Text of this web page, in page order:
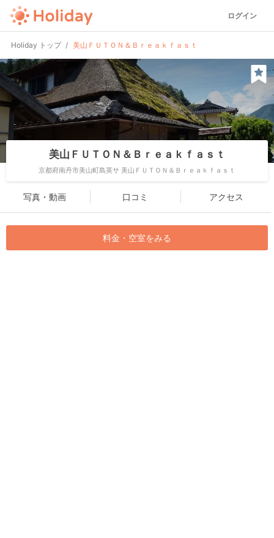
ログイン
Holiday トップ 美山ＦＵＴＯＮ＆Ｂｒｅａｋｆａｓｔ
美山ＦＵＴＯＮ＆Ｂｒｅａｋｆａｓｔ
京都府南丹市美山町島英サ 美山ＦＵＴＯＮ＆Ｂｒｅａｋｆａｓｔ
写真・動画 口コミ アクセス
料金・空室をみる